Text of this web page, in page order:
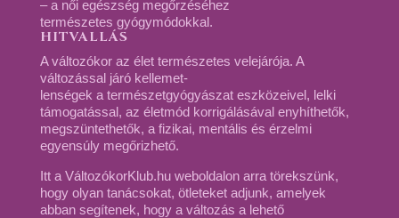
– a női egészség megőrzéséhez
természetes gyógymódokkal.
HITVALLÁS
A változókor az élet természetes velejárója. A
változással járó kellemet-
lenségek a természetgyógyászat eszközeivel, lelki
támogatással, az életmód korrigálásával enyhíthetők,
megszüntethetők, a fizikai, mentális és érzelmi
egyensúly megőrizhető.
Itt a VáltozókorKlub.hu weboldalon arra törekszünk,
hogy olyan tanácsokat, ötleteket adjunk, amelyek
abban segítenek, hogy a változás a lehető